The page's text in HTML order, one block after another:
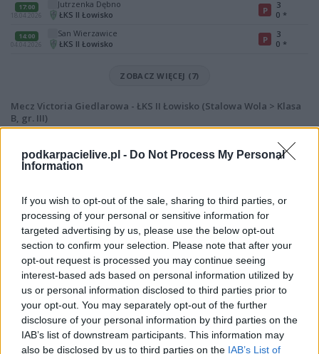
podkarpacielive.pl - Do Not Process My Personal
Information
If you wish to opt-out of the sale, sharing to third parties, or
processing of your personal or sensitive information for
targeted advertising by us, please use the below opt-out
section to confirm your selection. Please note that after your
opt-out request is processed you may continue seeing
interest-based ads based on personal information utilized by
us or personal information disclosed to third parties prior to
your opt-out. You may separately opt-out of the further
disclosure of your personal information by third parties on the
IAB’s list of downstream participants. This information may
also be disclosed by us to third parties on the IAB’s List of
17:00
18.04.2026
Jutrzenka Dębno
ŁKS II Łowisko
P
3
0 *
14:00
04.04.2026
San Wierzawice
ŁKS II Łowisko
P
3
0 *
ZOBACZ WIĘCEJ (7)
Mecz Victoria Giedlarowa - ŁKS II Łowisko (Stalowa Wola > Klasa
B, gr. III)
zostanie w ramach Stalowa Wola > Klasa B, gr. III (2. kolejki - Stalowa Wola
> Klasa B, gr. III).
bramek, kartki, składy, statystyki i informacje o przebiegu
spotkania. To kompletne źródło danych dla kibiców i pasjonatów
lokalnej piłki nożnej. Jeżeli aktualnie nie widzisz tutaj danych z pewnością
pracujemy nad tym żeby je uzupełnić.
Wynik meczu Victoria Giedlarowa vs ŁKS II Łowisko
Po zakończeniu spotkania automatycznie publikujemyoficjalny wynik
spotkania, a także dane meczowe, jeśli są dostępne.
Pełny harmonogram rozgrywek dostępny jest tutaj:Stalowa Wola >
Klasa B, gr. III - terminarz.
Informacje o składach i strzelcach